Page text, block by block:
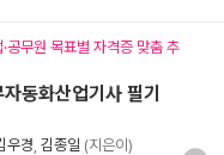
공무원 목표별 자격증 맞춤 추
동화산업기사 필기
우경 김종일 (지은이)